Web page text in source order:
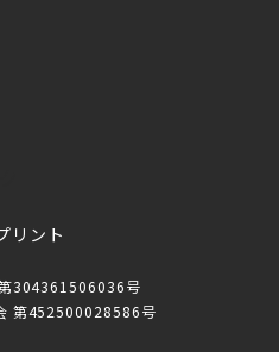
リント
304361506036号
第452500028586号